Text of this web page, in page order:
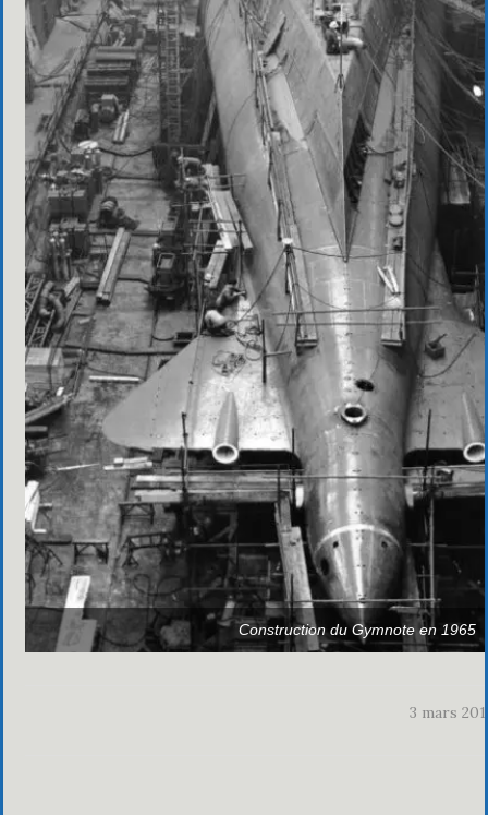
Construction du Gymnote en 1965
3 mars